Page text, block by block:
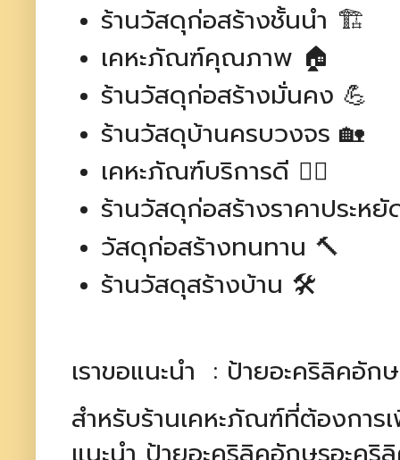
ร้านวัสดุก่อสร้างชั้นนำ 🏗️
เคหะภัณฑ์คุณภาพ 🏠
ร้านวัสดุก่อสร้างมั่นคง 💪
ร้านวัสดุบ้านครบวงจร 🏡
เคหะภัณฑ์บริการดี 👷‍♂️
ร้านวัสดุก่อสร้างราคาประห
วัสดุก่อสร้างทนทาน 🔨
ร้านวัสดุสร้างบ้าน 🛠️
เราขอแนะนำ : ป้ายอะคริลิคอัก
สำหรับร้านเคหะภัณฑ์ที่ต้องการ